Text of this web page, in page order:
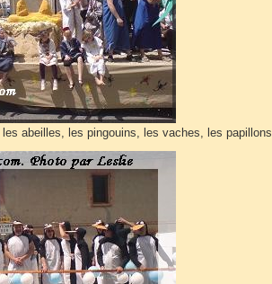
abeilles, les pingouins, les vaches, les papillons